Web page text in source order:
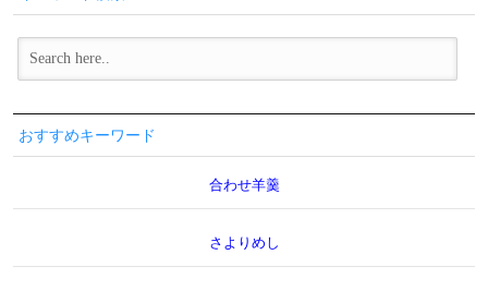
おすすめキーワード
合わせ羊羹
さよりめし